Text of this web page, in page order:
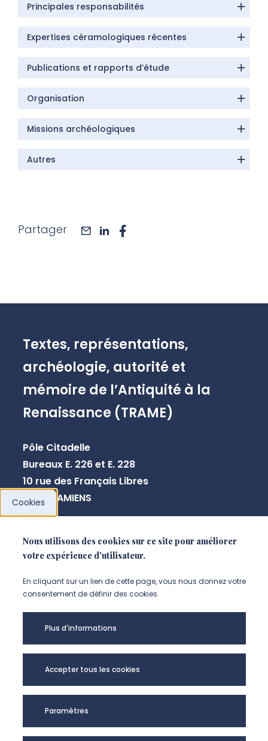
Principales responsabilités
Expertises céramologiques récentes
Publications et rapports d’étude
Organisation
Missions archéologiques
Autres
Partager maillinkedin
Textes, représentations,
archéologie, autorité et
mémoire de l’Antiquité à la
Renaissance (TRAME)
Pôle Citadelle
Bureaux E. 226 et E. 228
10 rue des Français Libres
80080 AMIENS
NOUS CONTACTER
Cookies
Nous utilisons des cookies sur ce site pour améliorer
votre expérience d'utilisateur.
En cliquant sur un lien de cette page, vous nous donnez votre
consentement de définir des cookies.
Plus d'informations
Accepter tous les cookies
Paramètres